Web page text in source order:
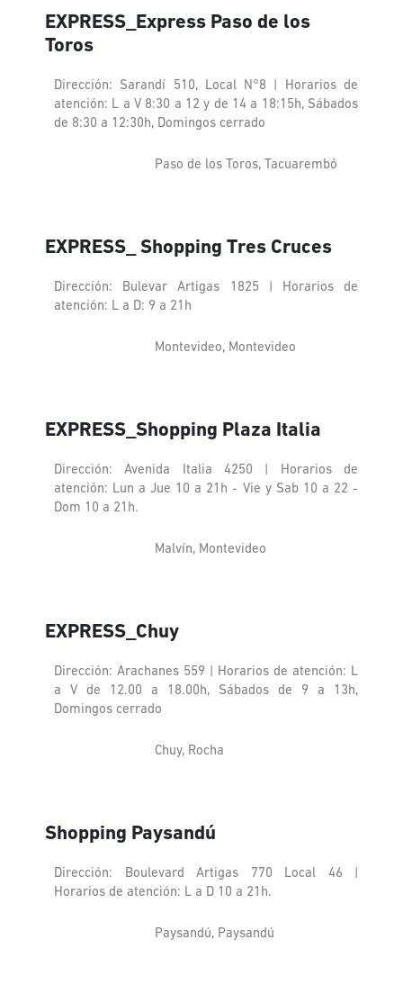
EXPRESS_Express Paso de los
Toros
Dirección: Sarandí 510, Local N°8 | Horarios de
atención: L a V 8:30 a 12 y de 14 a 18:15h, Sábados
de 8:30 a 12:30h, Domingos cerrado
Paso de los Toros, Tacuarembó
EXPRESS_ Shopping Tres Cruces
Dirección: Bulevar Artigas 1825 | Horarios de
atención: L a D: 9 a 21h
Montevideo, Montevideo
EXPRESS_Shopping Plaza Italia
Dirección: Avenida Italia 4250 | Horarios de
atención: Lun a Jue 10 a 21h - Vie y Sab 10 a 22 -
Dom 10 a 21h.
Malvín, Montevideo
EXPRESS_Chuy
Dirección: Arachanes 559 | Horarios de atención: L
a V de 12.00 a 18.00h, Sábados de 9 a 13h,
Domingos cerrado
Chuy, Rocha
Shopping Paysandú
Dirección: Boulevard Artigas 770 Local 46 |
Horarios de atención: L a D 10 a 21h.
Paysandú, Paysandú